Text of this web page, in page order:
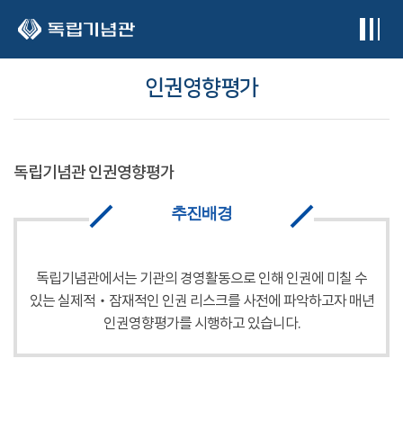
인권영향평가
독립기념관 인권영향평가
추진배경
독립기념관에서는 기관의 경영활동으로 인해 인권에 미칠 수
있는 실제적‧잠재적인 인권 리스크를 사전에 파악하고자 매년
인권영향평가를 시행하고 있습니다.